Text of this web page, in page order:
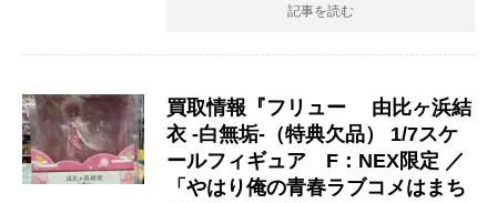
記事を読む
買取情報『フリュー ​由比ヶ浜結
衣 ​-白無垢-（特典欠品） ​1/7スケ
ール​フィギュア F：NEX限定 ​／
「やはり俺の青春ラブコメはまち